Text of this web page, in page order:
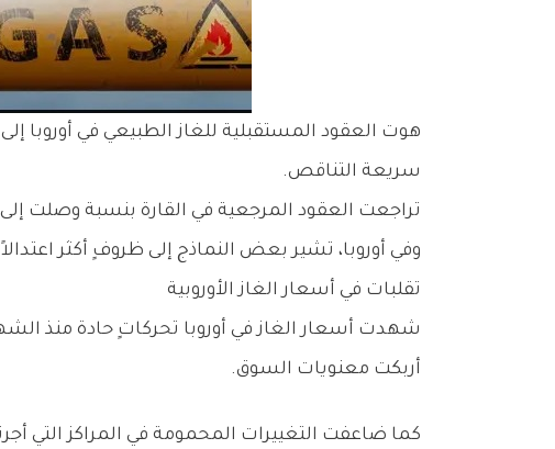
سريعة التناقص.
تراجعت العقود المرجعية في القارة بنسبة وصلت إلى 6.9%، عقب هبوط أسعار الغاز في الولايات المتحدة بفعل درجات الحرارة الأكثر دفئاً.
وفي أوروبا، تشير بعض النماذج إلى ظروفٍ أكثر
تقلبات في أسعار الغاز الأوروبية
شهدت أسعار الغاز في أوروبا تحركاتٍ حادة منذ
أربكت معنويات السوق.
كما ضاعفت التغييرات المحمومة في المراكز التي